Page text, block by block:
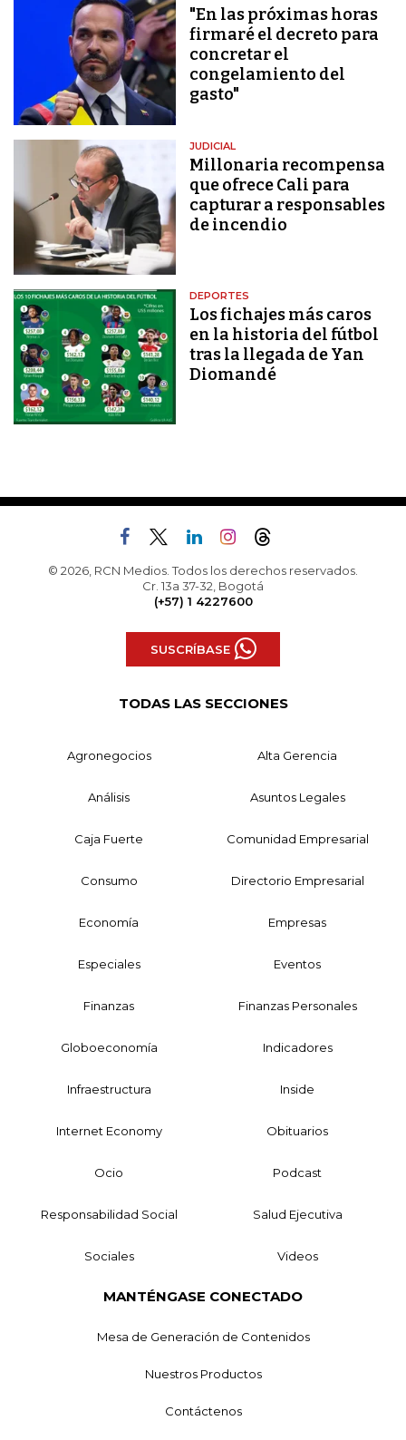
"En las próximas horas
firmaré el decreto para
concretar el
congelamiento del
gasto"
JUDICIAL
Millonaria recompensa
que ofrece Cali para
capturar a responsables
de incendio
DEPORTES
Los fichajes más caros
en la historia del fútbol
tras la llegada de Yan
Diomandé
© 2026, RCN Medios. Todos los derechos reservados.
Cr. 13a 37-32, Bogotá
(+57) 1 4227600
SUSCRÍBASE
TODAS LAS SECCIONES
Agronegocios Alta Gerencia
Análisis Asuntos Legales
Caja Fuerte Comunidad Empresarial
Consumo Directorio Empresarial
Economía Empresas
Especiales Eventos
Finanzas Finanzas Personales
Globoeconomía Indicadores
Infraestructura Inside
Internet Economy Obituarios
Ocio Podcast
Responsabilidad Social Salud Ejecutiva
Sociales Videos
MANTÉNGASE CONECTADO
Mesa de Generación de Contenidos
Nuestros Productos
Contáctenos